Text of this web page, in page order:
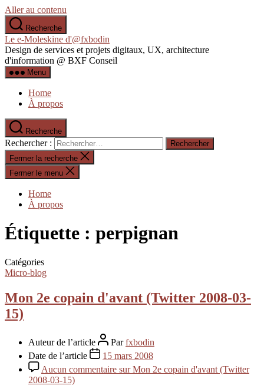
Aller au contenu
Recherche
Le e-Moleskine d'@fxbodin
Design de services et projets digitaux, UX, architecture
d'information @ BXF Conseil
Menu
Home
À propos
Recherche
Rechercher :
Fermer la recherche
Fermer le menu
Home
À propos
Étiquette : perpignan
Catégories
Micro-blog
Mon 2e copain d'avant (Twitter 2008-03-
15)
Auteur de l’article Parfxbodin
Date de l’article
15 mars 2008
Aucun commentaire sur Mon 2e copain d'avant (Twitter
2008-03-15)